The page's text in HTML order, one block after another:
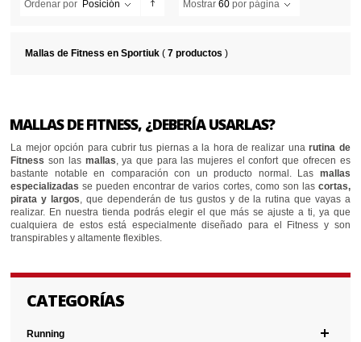
Ordenar por Posición Mostrar 60 por página
Mallas de Fitness en Sportiuk (7 productos )
MALLAS DE FITNESS, ¿DEBERÍA USARLAS?
La mejor opción para cubrir tus piernas a la hora de realizar unarutina de
Fitness son las mallas, ya que para las mujeres el confort que ofrecen es
bastante notable en comparación con un producto normal. Las mallas
especializadas se pueden encontrar de varios cortes, como son las cortas,
pirata y largos, que dependerán de tus gustos y de la rutina que vayas a
realizar. En nuestra tienda podrás elegir el que más se ajuste a ti, ya que
cualquiera de estos está especialmente diseñado para el Fitness y son
transpirables y altamente flexibles.
CATEGORÍAS
Running